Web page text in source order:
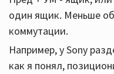
один ящик. Меньше
коммутации.
Например, у Sony
как я понял,